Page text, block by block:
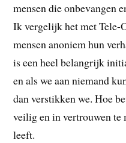
mensen die onbevangen
Ik vergelijk het met Tele-
mensen anoniem hun
is een heel belangrijk
en als we aan niemand
dan verstikken we. Hoe
veilig en in vertrouwen te
leeft.